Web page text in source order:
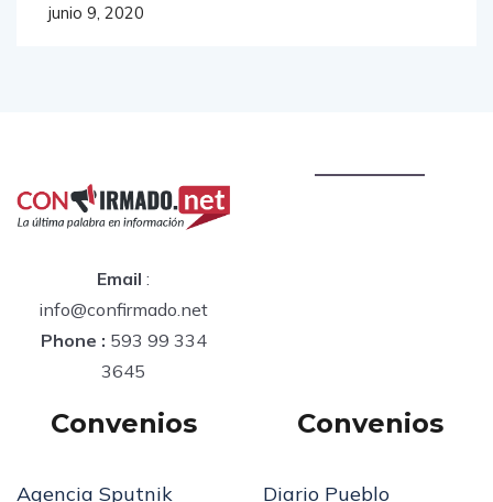
junio 9, 2020
Email :
info@confirmado.net
Phone : 593 99 334
3645
Convenios
Agencia Sputnik
Convenios
Diario Pueblo